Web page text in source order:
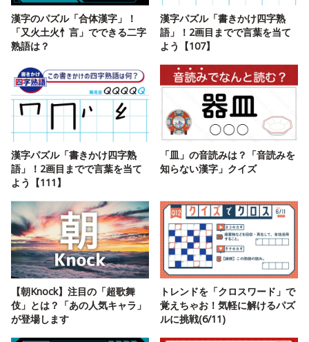
漢字のパズル「合体漢字」！
「又火土火忄言」でできる二字
熟語は？
漢字パズル「書きかけ四字熟
語」！2画目までで言葉を当て
よう【107】
漢字パズル「書きかけ四字熟
語」！2画目までで言葉を当て
よう【111】
「皿」の音読みは？「音読みを
知らない漢字」クイズ
【朝Knock】注目の「超歌舞
伎」とは？「あの人気キャラ」
が登場します
トレンドを「クロスワード」で
覚えちゃお！気軽に解けるパズ
ルに挑戦(6/11)